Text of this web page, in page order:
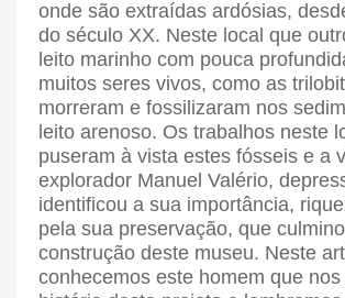
onde são extraídas ardósias,
do século XX. Neste local que
leito marinho com pouca
muitos seres vivos, como as
morreram e fossilizaram nos
leito arenoso. Os trabalhos neste
puseram à vista estes fósseis e a
explorador Manuel Valério,
identificou a sua importância,
pela sua preservação, que
construção deste museu. Neste
conhecemos este homem que